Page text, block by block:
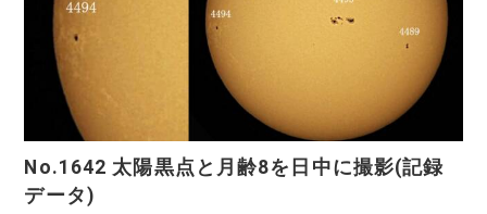
No.1642 太陽黒点と月齢8を日中に撮影(記録
データ)